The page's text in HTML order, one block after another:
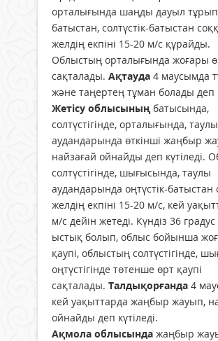
орталығында шаңды дауыл
батыстан, солтүстік-батыстан
желдің екпіні 15-20 м/с құрайды.
Облыстың орталығында жоғары
сақталады. Ақтауда 4 маусымда
және таңертең тұман болады деп
Жетісу облысының батысында,
солтүстігінде, орталығында, таулы
аудандарында өткінші жаңбыр
найзағай ойнайды деп күтіледі.
солтүстігінде, шығысында, таулы
аудандарында оңтүстік-батыстан
желдің екпіні 15-20 м/с, кей
м/с дейін жетеді. Күндіз 36
ыстық болып, облыс бойынша
қаупі, облыстың солтүстігінде,
оңтүстігінде төтенше өрт қаупі
сақталады. Талдықорғанда 4
кей уақыттарда жаңбыр жауып,
ойнайды деп күтіледі.
Ақмола облысында жаңбыр